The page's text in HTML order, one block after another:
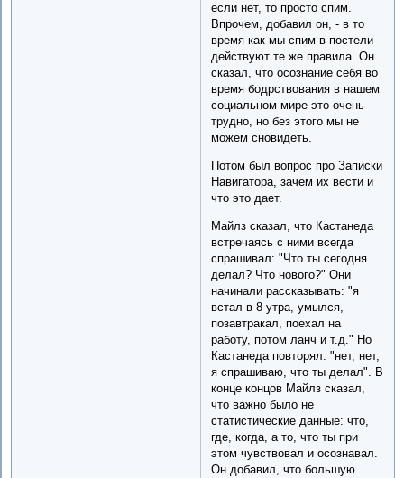
если нет, то просто спим.
Впрочем, добавил он, - в то
время как мы спим в постели
действуют те же правила. Он
сказал, что осознание себя во
время бодрствования в нашем
социальном мире это очень
трудно, но без этого мы не
можем сновидеть.
Потом был вопрос про Записки
Навигатора, зачем их вести и
что это дает.
Майлз сказал, что Кастанеда
встречаясь с ними всегда
спрашивал: "Что ты сегодня
делал? Что нового?" Они
начинали рассказывать: "я
встал в 8 утра, умылся,
позавтракал, поехал на
работу, потом ланч и т.д." Но
Кастанеда повторял: "нет, нет,
я спрашиваю, что ты делал". В
конце концов Майлз сказал,
что важно было не
статистические данные: что,
где, когда, а то, что ты при
этом чувствовал и осознавал.
Он добавил, что большую